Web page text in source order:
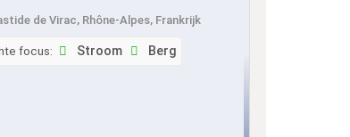
de Virac, Rhône-Alpes, Frankrijk
focus: Stroom Berg